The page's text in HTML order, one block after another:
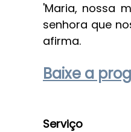
'Maria, nossa
senhora que
afirma.
Baixe a
Serviço